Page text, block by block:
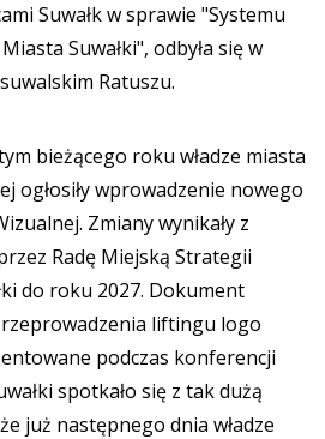
Suwałk w sprawie "Systemu
Suwałki", odbyła się w
Ratuszu.
bieżącego roku władze miasta
ogłosiły wprowadzenie nowego
Zmiany wynikały z
Radę Miejską Strategii
do roku 2027. Dokument
liftingu logo
podczas konferencji
spotkało się z tak dużą
już następnego dnia władze